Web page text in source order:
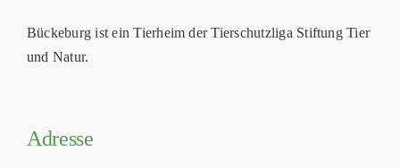
Bückeburg ist ein Tierheim der Tierschutzliga Stiftung Tier
und Natur.
Adresse